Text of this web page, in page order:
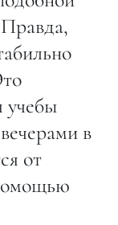
Правда,
учебы
в
от